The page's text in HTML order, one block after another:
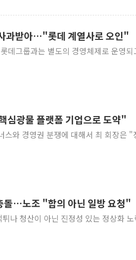
뉴욕증시 개장 전 특징주...
트럼프 "금리 내려야"…파월
특정 정치인 측근 포항시 정
이란와이어 "이란 최고지도
남동발전, 해남군에 국내 최
[인도증시] 중동 불안 속 유
과받아…"롯데 계열사로 오인"
데그룹과는 별도의 경영체제로 운영되
심광물 플랫폼 기업으로 도약"
스와 경영권 분쟁에 대해서 최 회장은 "
돌…노조 "합의 아닌 일방 요청"
나 청산이 아닌 진정성 있는 정상화